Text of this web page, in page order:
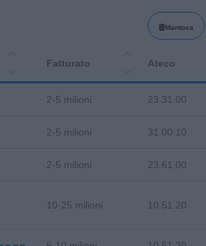
Mantova
Fatturato Ateco
2-5 milioni 23.31.00
2-5 milioni 31.00.10
2-5 milioni 23.61.00
10-25 milioni 10.51.20